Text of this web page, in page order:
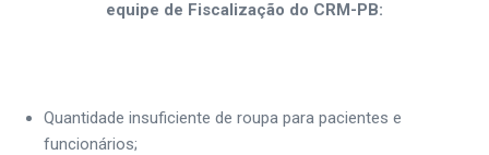
equipe de Fiscalização do CRM-PB:
Quantidade insuficiente de roupa para pacientes e
funcionários;